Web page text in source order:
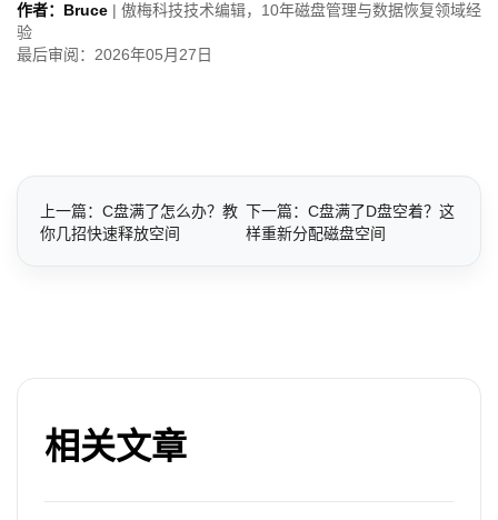
作者：Bruce | 傲梅科技技术编辑，10年磁盘管理与数据恢复领域经
验
最后审阅：2026年05月27日
上一篇：C盘满了怎么办？教
你几招快速释放空间
下一篇：C盘满了D盘空着？这
样重新分配磁盘空间
相关文章